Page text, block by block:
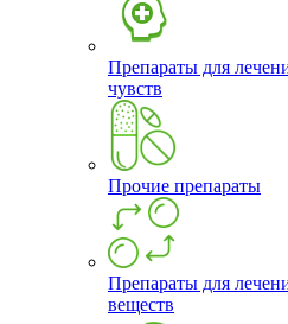
Препараты для
чувств
Прочие препараты
Препараты для
веществ